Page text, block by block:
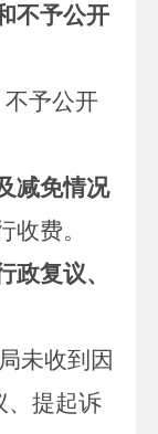
不予公开
予公开
减免情况
收费。
政复议、
未收到因
、提起诉